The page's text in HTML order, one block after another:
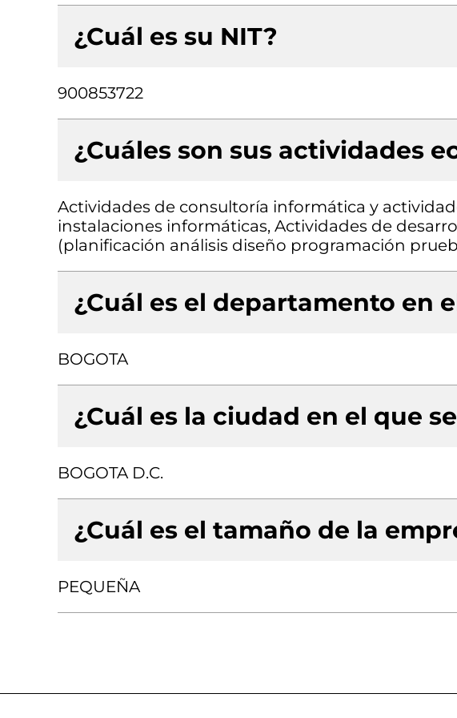
¿Cuál es su NIT?
900853722
¿Cuáles son sus actividades
Actividades de consultoría informática y
instalaciones informáticas, Actividades de
(planificación análisis diseño programación
¿Cuál es el departamento en
BOGOTA
¿Cuál es la ciudad en el que
BOGOTA D.C.
¿Cuál es el tamaño de la
PEQUEÑA